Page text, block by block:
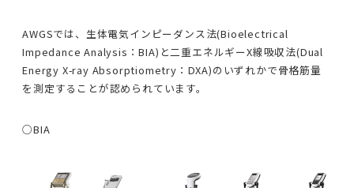
AWGSでは、生体電気インピーダンス法(Bioelectrical
Impedance Analysis：BIA)と二重エネルギーX線吸収法(Dual
Energy X-ray Absorptiometry：DXA)のいずれかで骨格筋量
を測定することが認められています。
○BIA